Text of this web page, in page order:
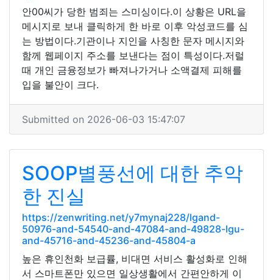
안00씨가 당한 범죄는 스미싱이다.이 상황은 URL을
메시지로 보내 클릭하게 한 바로 이후 악성코드를 심
는 방법이다.기관이나 지인을 사칭한 문자 메시지와
함께 웹페이지 주소를 보낸다는 점이 특성이다.저럴
때 개인 금융정보가 빠져나가거나 소액결제 피해를
입을 불안이 크다.
Submitted on 2026-06-03 15:47:07
SOOP별풍선에 대한 추악
한 진실
https://zenwriting.net/y7mynaj228/lgand-
50976-and-54540-and-47084-and-49828-lgu-
and-45716-and-45236-and-45804-a
높은 휴인천화 보급률, 비대면 서비스 활성화로 인해
서 스마트폰만 있으면 일상생활에서 간편안하게 이